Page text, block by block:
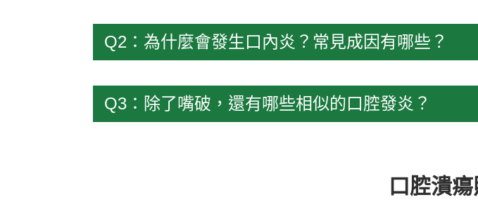
Q2：為什麼會發生口內炎？常見成因有哪些？
Q3：除了嘴破，還有哪些相似的口腔發炎？
口腔潰